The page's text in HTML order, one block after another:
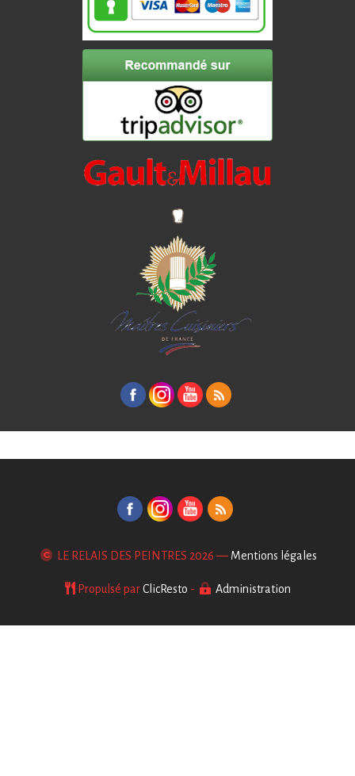
LE RELAIS DES PEINTRES 2026 — Mentions légales
Propulsé parClicResto - Administration